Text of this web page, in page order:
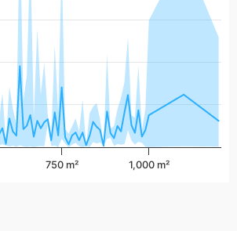
1,000 m²
750 m²